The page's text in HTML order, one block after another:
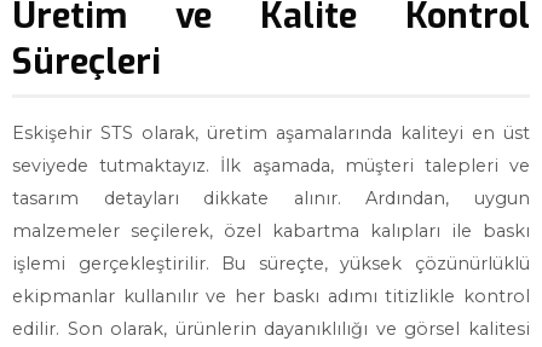
Üretim ve Kalite Kontrol
Süreçleri
Eskişehir STS olarak, üretim aşamalarında kaliteyi en üst
seviyede tutmaktayız. İlk aşamada, müşteri talepleri ve
tasarım detayları dikkate alınır. Ardından, uygun
malzemeler seçilerek, özel kabartma kalıpları ile baskı
işlemi gerçekleştirilir. Bu süreçte, yüksek çözünürlüklü
ekipmanlar kullanılır ve her baskı adımı titizlikle kontrol
edilir. Son olarak, ürünlerin dayanıklılığı ve görsel kalitesi